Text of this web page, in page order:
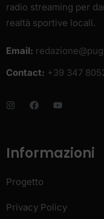
radio streaming per
realtà sportive locali.
Email:
Contact: +39 347
Informazioni
Progetto
Privacy Policy